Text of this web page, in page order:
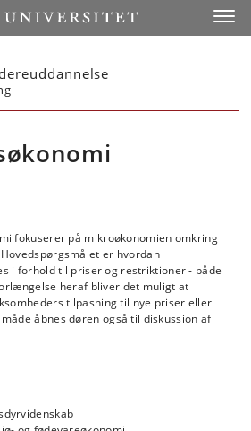
fokuserer på mikroøkonomien omkring
er hvordan
i forhold til priser og restriktioner - både
heraf bliver det muligt at
tilpasning til nye priser eller
åbnes døren også til diskussion af
grad teoretisk - men også med stor
praktiske økonomiske problemstillinger.
eksempler med udgangspunkt i
være problemstillinger, der peger i